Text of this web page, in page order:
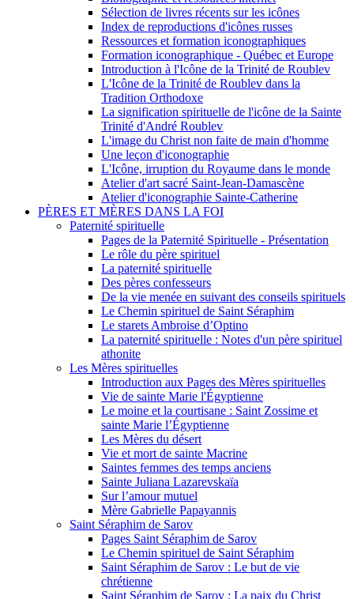
Sélection de livres récents sur les icônes
Index de reproductions d'icônes russes
Ressources et formation iconographiques
Formation iconographique - Québec et Europe
Introduction à l'Icône de la Trinité de Roublev
L'Icône de la Trinité de Roublev dans la
Tradition Orthodoxe
La signification spirituelle de l'icône de la Sainte
Trinité d'André Roublev
L'image du Christ non faite de main d'homme
Une leçon d'iconographie
L'Icône, irruption du Royaume dans le monde
Atelier d'art sacré Saint-Jean-Damascène
Atelier d'iconographie Sainte-Catherine
PÈRES ET MÈRES DANS LA FOI
Paternité spirituelle
Pages de la Paternité Spirituelle - Présentation
Le rôle du père spirituel
La paternité spirituelle
Des pères confesseurs
De la vie menée en suivant des conseils spirituels
Le Chemin spirituel de Saint Séraphim
Le starets Ambroise d’Optino
La paternité spirituelle : Notes d'un père spirituel
athonite
Les Mères spirituelles
Introduction aux Pages des Mères spirituelles
Vie de sainte Marie l'Égyptienne
Le moine et la courtisane : Saint Zossime et
sainte Marie l’Égyptienne
Les Mères du désert
Vie et mort de sainte Macrine
Saintes femmes des temps anciens
Sainte Juliana Lazarevskaïa
Sur l’amour mutuel
Mère Gabrielle Papayannis
Saint Séraphim de Sarov
Pages Saint Séraphim de Sarov
Le Chemin spirituel de Saint Séraphim
Saint Séraphim de Sarov : Le but de vie
chrétienne
Saint Séraphim de Sarov : La paix du Christ